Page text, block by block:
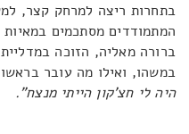
בתחרות ריצה למרחק קצר,
המתמודדים מסתכמים
ברורה מאליה, הזוכה
במשהו, ואילו מה עובר
היה לי חצ'קון הייתי מנצח".